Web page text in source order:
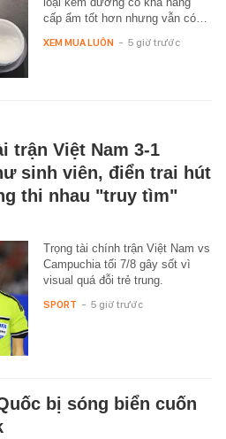
cấp ẩm tốt hơn nhưng vẫn có…
XEM MUA LUÔN - 5 giờ trước
trận Việt Nam 3-1
sinh viên, điển trai hút
thi nhau "truy tìm"
Trọng tài chính trận Việt Nam vs
Campuchia tối 7/8 gây sốt vì
visual quá đỗi trẻ trung.
SPORT - 5 giờ trước
bị sóng biển cuốn